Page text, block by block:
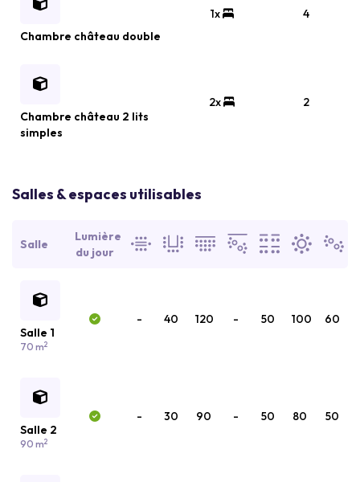
Chambre château double
1x 4
Chambre château 2 lits
simples
2x 2
Salles & espaces utilisables
Salle
Lumière
du jour
Salle 1
70 m2
- 40 120 - 50 100 60
Salle 2
90 m2
- 30 90 - 50 80 50